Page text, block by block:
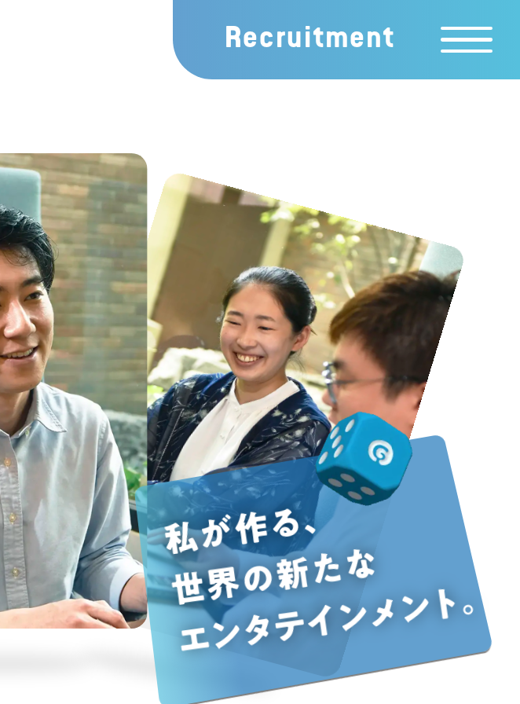
Recruitment
私が作る、
世界の新たな
エンタテインメント。